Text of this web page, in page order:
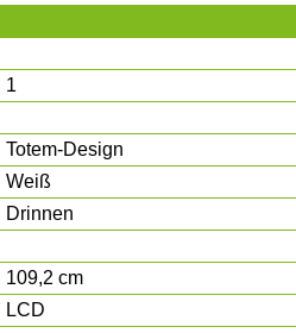
1
Totem-Design
Weiß
Drinnen
109,2 cm
LCD